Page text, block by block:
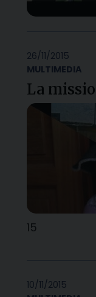
26/11/2015
MULTIMEDIA
La
15
10/11/2015